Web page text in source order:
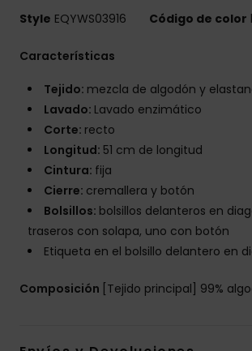
Style EQYWS03916 Código de color
Características
Tejido: mezcla de algodón y
Lavado: Lavado enzimático
Corte: recto
Longitud: 51 cm de longitud
Cintura: fija
Cierre: cremallera y botón
Bolsillos: bolsillos delanteros en
traseros con solapa, uno con botón
Etiqueta en el bolsillo delantero en
Composición [Tejido principal] 99%